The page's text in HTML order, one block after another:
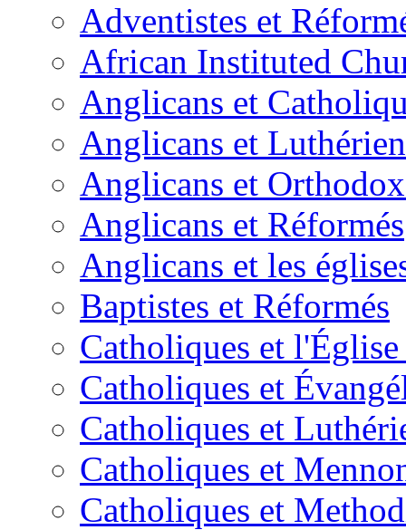
Adventistes et
African Instituted
Anglicans et
Anglicans et
Anglicans et
Anglicans et Réformés
Anglicans et les
Baptistes et Réformés
Catholiques et
Catholiques et
Catholiques et
Catholiques et
Catholiques et